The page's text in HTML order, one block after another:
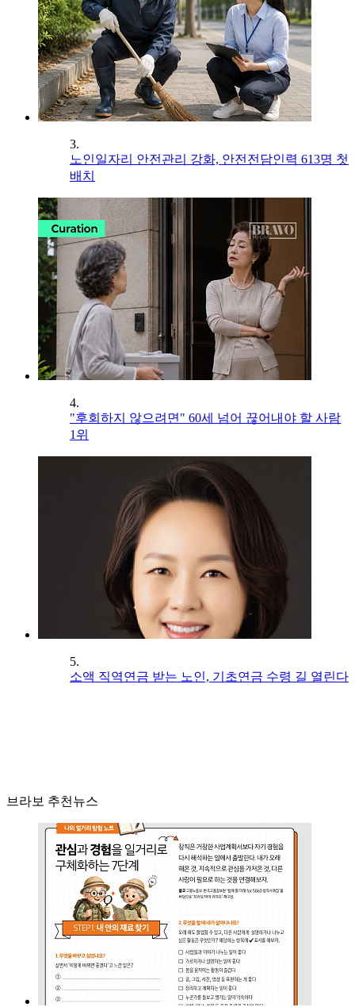
3.
노인일자리 안전관리 강화, 안전전담인력 613명 첫
배치
4.
"후회하지 않으려면" 60세 넘어 끊어내야 할 사람
1위
5.
소액 직역연금 받는 노인, 기초연금 수령 길 열린다
브라보 추천뉴스